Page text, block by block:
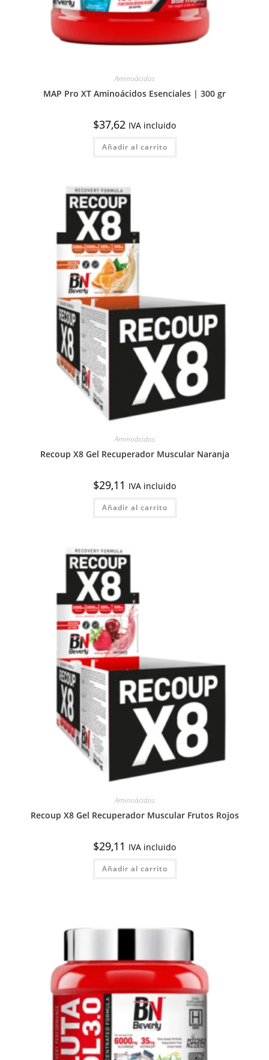
Aminoácidos
MAP Pro XT Aminoácidos Esenciales | 300 gr
$37,62 IVA incluido
Añadir al carrito
Aminoácidos
Recoup X8 Gel Recuperador Muscular Naranja
$29,11 IVA incluido
Añadir al carrito
Aminoácidos
Recoup X8 Gel Recuperador Muscular Frutos Rojos
$29,11 IVA incluido
Añadir al carrito